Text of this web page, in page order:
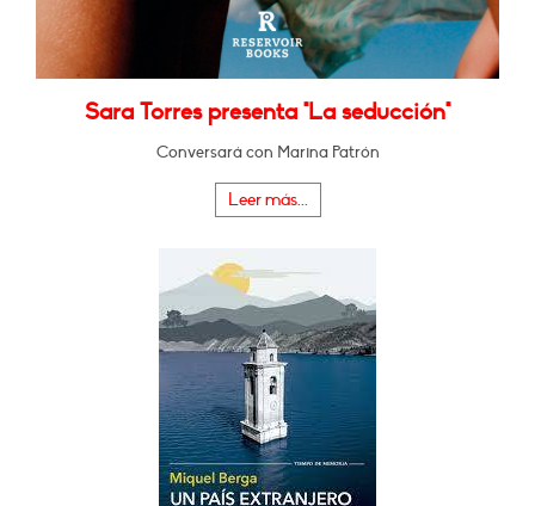
Sara Torres presenta "La seducción"
Conversará con Marina Patrón
Leer más...